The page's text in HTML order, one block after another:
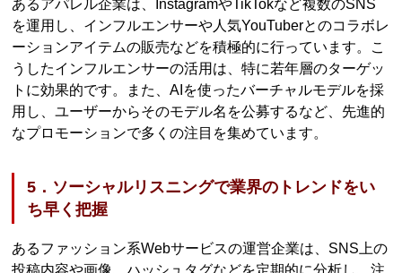
あるアパレル企業は、InstagramやTikTokなど複数のSNS
を運用し、インフルエンサーや人気YouTuberとのコラボレ
ーションアイテムの販売などを積極的に行っています。こ
うしたインフルエンサーの活用は、特に若年層のターゲッ
トに効果的です。また、AIを使ったバーチャルモデルを採
用し、ユーザーからそのモデル名を公募するなど、先進的
なプロモーションで多くの注目を集めています。
5．ソーシャルリスニングで業界のトレンドをい
ち早く把握
あるファッション系Webサービスの運営企業は、SNS上の